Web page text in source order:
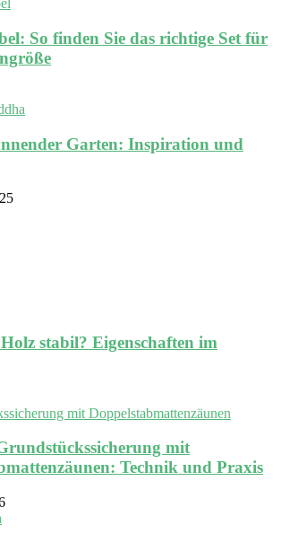
So finden Sie das richtige Set für
Garten: Inspiration und
stabil? Eigenschaften im
mit
Technik und Praxis